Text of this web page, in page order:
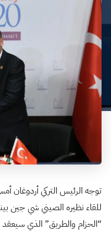
توجه الرئيس التركي أردوغان
للقاء نظيره الصيني شي جين
“الحزام والطريق” الذي